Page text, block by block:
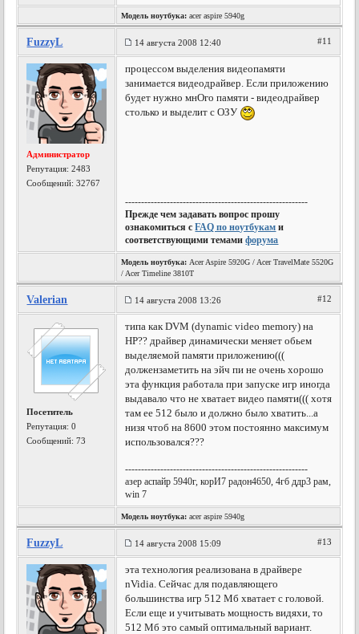
Модель ноутбука: acer aspire 5940g
FuzzyL 14 августа 2008 12:40 #11
Администратор
Репутация:2483
Сообщений: 32767
процессом выделения видеопамяти
занимается видеодрайвер. Если приложению
будет нужно мнОго памяти - видеодрайвер
столько и выделит с ОЗУ
---------------------------------------------------------
Прежде чем задавать вопрос прошу
ознакомиться сFAQ по ноутбукам и
соответствующими темамифорума
Модель ноутбука: Acer Aspire 5920G / Acer TravelMate 5520G
/ Acer Timeline 3810T
Valerian 14 августа 2008 13:26 #12
Посетитель
Репутация:0
Сообщений: 73
типа как DVM (dynamic video memory) на
НР?? драйвер динамически меняет обьем
выделяемой памяти приложению(((
должензаметить на эйч пи не очень хорошо
эта функция работала при запуске игр иногда
выдавало что не хватает видео памяти((( хотя
там ее 512 было и должно было хватить...а
низя чтоб на 8600 этом постоянно максимум
использовался???
---------------------------------------------------------
азер аспайр 5940г, корИ7 радон4650, 4гб ддр3 рам,
win 7
Модель ноутбука: acer aspire 5940g
FuzzyL 14 августа 2008 15:09 #13
эта технология реализована в драйвере
nVidia. Сейчас для подавляющего
большинства игр 512 Мб хватает с головой.
Если еще и учитывать мощность видяхи, то
512 Мб это самый оптимальный вариант.